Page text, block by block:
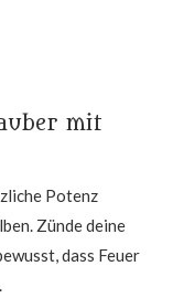
mit
Potenz
Zünde deine
dass Feuer